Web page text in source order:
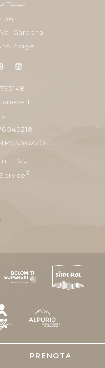
PRENOTA
36
Gardena
Adige
- FSE
®